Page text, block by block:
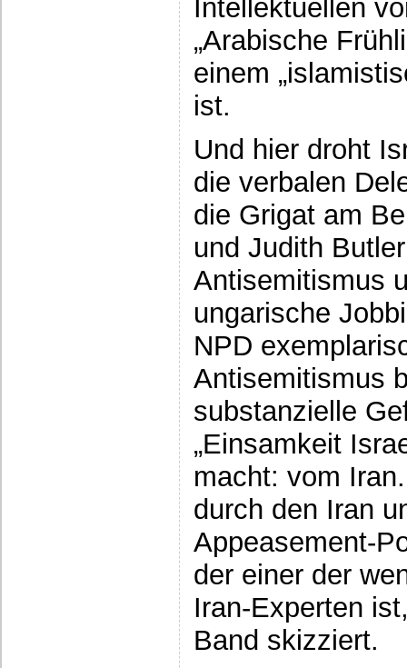
Intellektuellen
„Arabische
einem
ist.
Und hier droht
die verbalen
die Grigat am
und Judith
Antisemitismus
ungarische
NPD
Antisemitismus
substanzielle
„Einsamkeit
macht: vom
durch den Iran
Appeasement-
der einer der
Iran-Experten
Band skizziert.